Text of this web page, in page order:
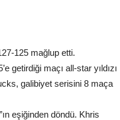
125 mağlup etti.
getirdiği maçı all-star yıldızı
galibiyet serisini 8 maça
eşiğinden döndü. Khris